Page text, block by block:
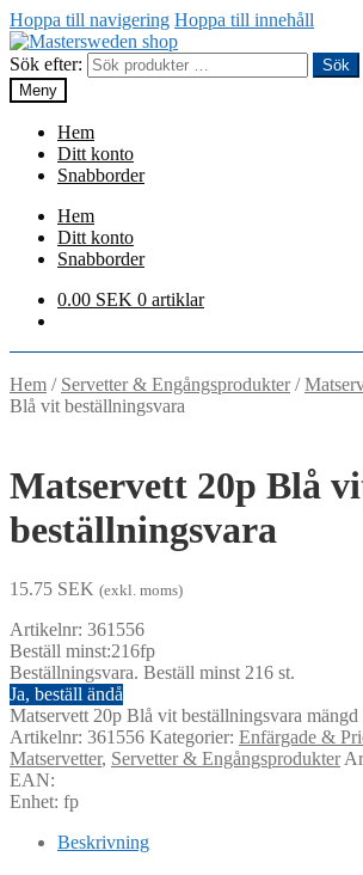
Hoppa till navigering Hoppa till innehåll
Sök efter:
Sök
Meny
Hem
Ditt konto
Snabborder
Hem
Ditt konto
Snabborder
0.00 SEK 0 artiklar
Hem / Servetter & Engångsprodukter/
Blå vit beställningsvara
Matservett 20p Blå
beställningsvara
15.75 SEK (exkl. moms)
Artikelnr: 361556
Beställ minst:216fp
Beställningsvara. Beställ minst 216 st.
Ja, beställ ändå
Matservett 20p Blå vit beställningsvara mängd
Artikelnr: 361556 Kategorier: Enfärgade &
Matservetter, Servetter & Engångsprodukter
EAN:
Enhet: fp
Beskrivning